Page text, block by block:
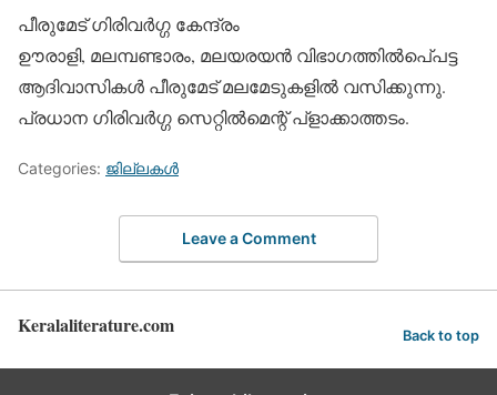
പീരുമേട് ഗിരിവര്‍ഗ്ഗ കേന്ദ്രം
ഊരാളി, മലമ്പണ്ടാരം, മലയരയന്‍ വിഭാഗത്തില്‍പെ്പട്ട
ആദിവാസികള്‍ പീരുമേട് മലമേടുകളില്‍ വസിക്കുന്നു.
പ്രധാന ഗിരിവര്‍ഗ്ഗ സെറ്റില്‍മെന്റ് പ്‌ളാക്കാത്തടം.
Categories: ജില്ലകള്‍
Leave a Comment
Keralaliterature.com Back to top